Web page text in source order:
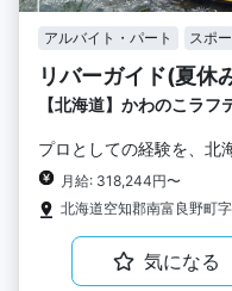
アルバイト・パート スポ
リバーガイド(夏休
【北海道】かわのこラフ
プロとしての経験を、北
月給: 318,244円〜
北海道空知郡南富良野町
気になる